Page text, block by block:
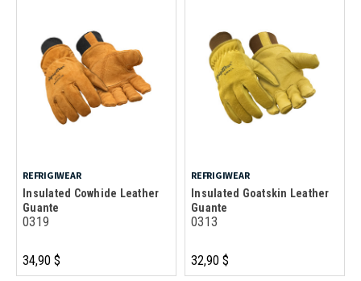
REFRIGIWEAR
Insulated Cowhide Leather
Guante
0319
34,90 $
REFRIGIWEAR
Insulated Goatskin Leather
Guante
0313
32,90 $